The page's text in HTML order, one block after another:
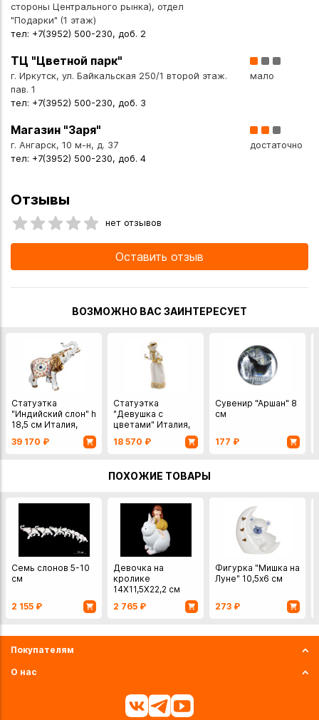
фигурка лягушки станет не только стильным украшением,
но и талисманом, наполняющим пространство теплом и
Вы можете купить Фигурка "Лягушка" 4х2 см в указанных
ниже магазинах в Иркутске и в Ангарске, а также сделать
заказ в интернет-магазине с доставкой курьером по
Иркутску или транспортной компанией по всей России.
стороны Центрального рынка), отдел
"Подарки" (1 этаж)
тел: +7(3952) 500-230, доб. 2
ТЦ "Цветной парк"
г. Иркутск, ул. Байкальская 250/1 второй этаж.
пав. 1
тел: +7(3952) 500-230, доб. 3
мало
Магазин "Заря"
г. Ангарск, 10 м-н, д. 37
тел: +7(3952) 500-230, доб. 4
достаточно
Отзывы
нет отзывов
Оставить отзыв
ВОЗМОЖНО ВАС ЗАИНТЕРЕСУЕТ
Статуэтка
"Индийский слон" h
18,5 см Италия,
фарфор
39 170 ₽
Статуэтка
"Девушка с
цветами" Италия,
фарфор
18 570 ₽
Сувенир "Аршан" 8
см
177 ₽
ПОХОЖИЕ ТОВАРЫ
Семь слонов 5-10
см
2 155 ₽
Девочка на
кролике
14Х11,5Х22,2 см
2 765 ₽
Фигурка "Мишка на
Луне" 10,5х6 см
273 ₽
Покупателям
О нас